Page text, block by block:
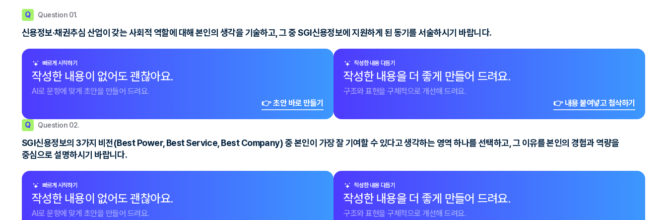
Q Question 01.
신용정보·채권추심 산업이 갖는 사회적 역할에 대해 본인의 생각을 기술하고, 그 중 SGI신용정보에 지원하게 된 동기를 서술하시기 바랍니다.
빠르게 시작하기
작성한 내용이 없어도 괜찮아요.
AI로 문항에 맞게 초안을 만들어 드려요.
👉 초안 바로 만들기
작성한 내용 다듬기
작성한 내용을 더 좋게 만들어 드려요.
구조와 표현을 구체적으로 개선해 드려요.
👉 내용 붙여넣고 첨삭하기
Q Question 02.
SGI신용정보의 3가지 비전(Best Power, Best Service, Best Company) 중 본인이 가장 잘 기여할 수 있다고 생각하는 영역 하나를 선택하고, 그 이유를 본인의 경험과 역량을
중심으로 설명하시기 바랍니다.
빠르게 시작하기
작성한 내용이 없어도 괜찮아요.
AI로 문항에 맞게 초안을 만들어 드려요.
작성한 내용 다듬기
작성한 내용을 더 좋게 만들어 드려요.
구조와 표현을 구체적으로 개선해 드려요.